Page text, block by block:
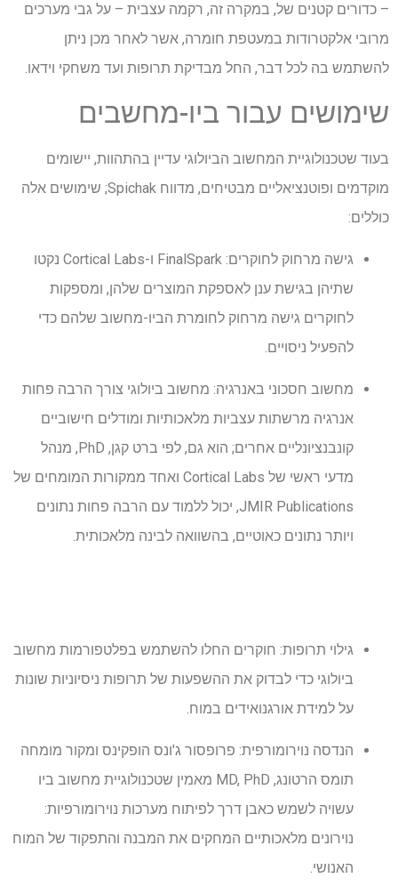
– כדורים קטנים של, במקרה זה, רקמה עצבית – על גבי מערכים
מרובי אלקטרודות במעטפת חומרה, אשר לאחר מכן ניתן
להשתמש בה לכל דבר, החל מבדיקת תרופות ועד משחקי וידאו.
שימושים עבור ביו-מחשבים
בעוד שטכנולוגיית המחשוב הביולוגי עדיין בהתהוות, יישומים
מוקדמים ופוטנציאליים מבטיחים, מדווח Spichak; שימושים אלה
כוללים:
גישה מרחוק לחוקרים: FinalSpark ו-Cortical Labs נקטו
שתיהן בגישת ענן לאספקת המוצרים שלהן, ומספקות
לחוקרים גישה מרחוק לחומרת הביו-מחשוב שלהם כדי
להפעיל ניסויים.
מחשוב חסכוני באנרגיה: מחשוב ביולוגי צורך הרבה פחות
אנרגיה מרשתות עצביות מלאכותיות ומודלים חישוביים
קונבנציונליים אחרים; הוא גם, לפי ברט קגן, PhD, מנהל
מדעי ראשי של Cortical Labs ואחד ממקורות המומחים של
JMIR Publications, יכול ללמוד עם הרבה פחות נתונים
ויותר נתונים כאוטיים, בהשוואה לבינה מלאכותית.
גילוי תרופות: חוקרים החלו להשתמש בפלטפורמות מחשוב
ביולוגי כדי לבדוק את ההשפעות של תרופות ניסיוניות שונות
על למידת אורגנואידים במוח.
הנדסה נוירומורפית: פרופסור ג'ונס הופקינס ומקור מומחה
תומס הרטונג, MD, PhD מאמין שטכנולוגיית מחשוב ביו
עשויה לשמש כאבן דרך לפיתוח מערכות נוירומורפיות:
נוירונים מלאכותיים המחקים את המבנה והתפקוד של המוח
האנושי.